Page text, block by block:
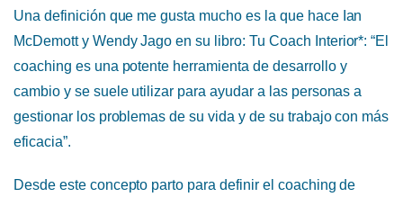
Una definición que me gusta mucho es la que hace Ian
McDemott y Wendy Jago en su libro: Tu Coach Interior*: “El
coaching es una potente herramienta de desarrollo y
cambio y se suele utilizar para ayudar a las personas a
gestionar los problemas de su vida y de su trabajo con más
eficacia”.
Desde este concepto parto para definir el coaching de